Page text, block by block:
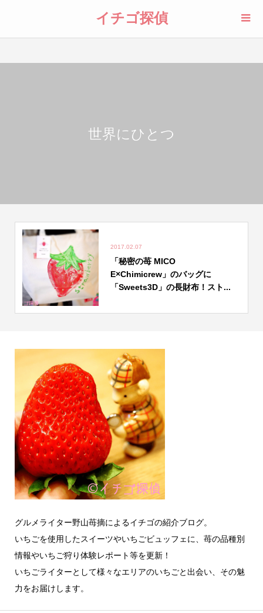
イチゴ探偵
世界にひとつ
2017.02.07
「秘密の苺 MICO
E×Chimicrew」のバッグに
「Sweets3D」の長財布！スト...
グルメライター野山苺摘によるイチゴの紹介ブログ。
いちごを使用したスイーツやいちごビュッフェに、苺の品種別
情報やいちご狩り体験レポート等を更新！
いちごライターとして様々なエリアのいちごと出会い、その魅
力をお届けします。